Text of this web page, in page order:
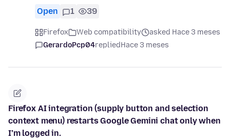
Open 1 39
Firefox Web compatibility
asked Hace 3 meses
GerardoPcp04repliedHace 3 meses
Firefox AI integration (supply button and selection
context menu) restarts Google Gemini chat only when
I’m logged in.